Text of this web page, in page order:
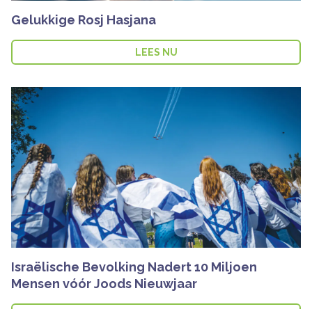
Gelukkige Rosj Hasjana
LEES NU
Israëlische Bevolking Nadert 10 Miljoen
Mensen vóór Joods Nieuwjaar